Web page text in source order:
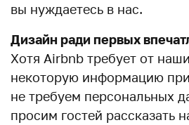
вы нуждаетесь в нас.
Дизайн ради первых
Хотя Airbnb требует от
некоторую информацию
не требуем персональных
просим гостей рассказать